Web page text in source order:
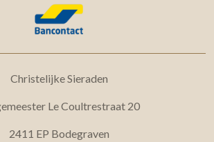
Christelijke Sieraden
Le Coultrestraat 20
2411 EP Bodegraven